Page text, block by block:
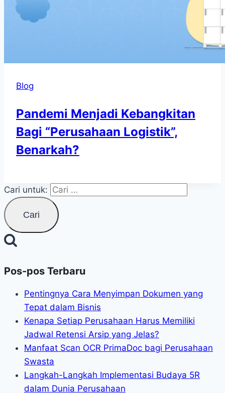
Blog
Pandemi Menjadi Kebangkitan
Bagi “Perusahaan Logistik”,
Benarkah?
Cari untuk:
Pos-pos Terbaru
Pentingnya Cara Menyimpan Dokumen yang
Tepat dalam Bisnis
Kenapa Setiap Perusahaan Harus Memiliki
Jadwal Retensi Arsip yang Jelas?
Manfaat Scan OCR PrimaDoc bagi Perusahaan
Swasta
Langkah-Langkah Implementasi Budaya 5R
dalam Dunia Perusahaan